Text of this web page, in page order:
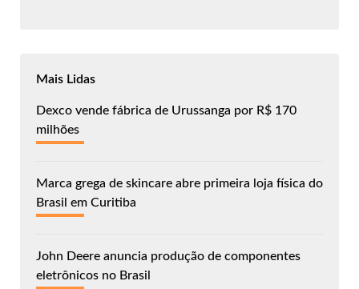
Mais Lidas
Dexco vende fábrica de Urussanga por R$ 170
milhões
Marca grega de skincare abre primeira loja física do
Brasil em Curitiba
John Deere anuncia produção de componentes
eletrônicos no Brasil